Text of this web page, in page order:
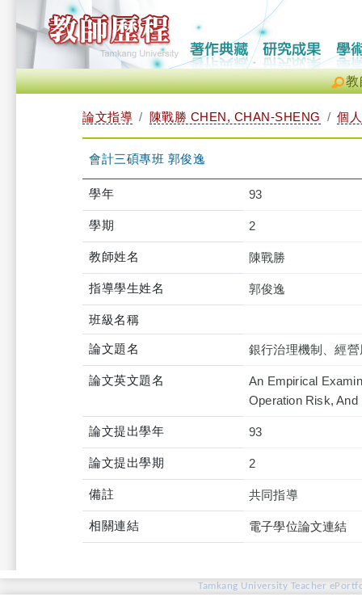
教
論文指導 陳戰勝 CHEN, CHAN-SHENG 個
會計三碩專班 郭俊逸
學年 93
學期 2
教師姓名 陳戰勝
指導學生姓名 郭俊逸
班級名稱
論文題名 銀行治理機制、經
論文英文題名
An Empirical
Operation Risk, And
論文提出學年 93
論文提出學期 2
備註 共同指導
相關連結 電子學位論文連結
Tamkang University Teacher